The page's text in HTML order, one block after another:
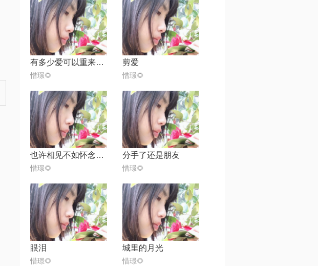
有多少爱可以重来【缺女声】
惜璟🌻
剪爱
惜璟🌻
也许相见不如怀念预【原版伴奏】
惜璟🌻
分手了还是朋友
惜璟🌻
眼泪
惜璟🌻
城里的月光
惜璟🌻